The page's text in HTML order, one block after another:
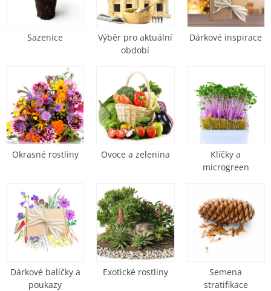
Sazenice
Výběr pro aktuální
období
Dárkové inspirace
Okrasné rostliny Ovoce a zelenina
Klíčky a
microgreen
Dárkové balíčky a
poukazy
Exotické rostliny
Semena
stratifikace